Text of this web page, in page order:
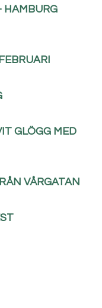
HAMBURG
GLÖGG MED
VÅRGATAN